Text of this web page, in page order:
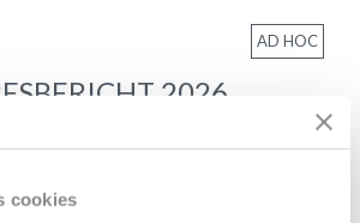
cookies
AD HOC
2026
mit deutlichen
angetrieben von einer